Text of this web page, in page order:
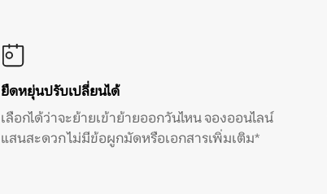
ยืดหยุ่นปรับเปลี่ยนได้
เลือกได้ว่าจะย้ายเข้าย้ายออกวันไหน จองออนไลน์
แสนสะดวก ไม่มีข้อผูกมัดหรือเอกสารเพิ่มเติม*